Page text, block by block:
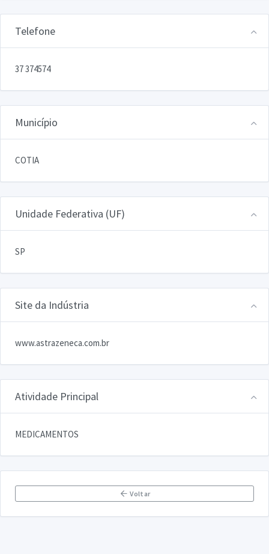
Telefone
37 374574
Município
COTIA
Unidade Federativa (UF)
SP
Site da Indústria
www.astrazeneca.com.br
Atividade Principal
MEDICAMENTOS
Voltar